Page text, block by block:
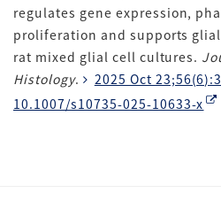
regulates gene expression,
proliferation and supports
rat mixed glial cell cultures.
Histology.
2025 Oct
10.1007/s10735-025-10633-x